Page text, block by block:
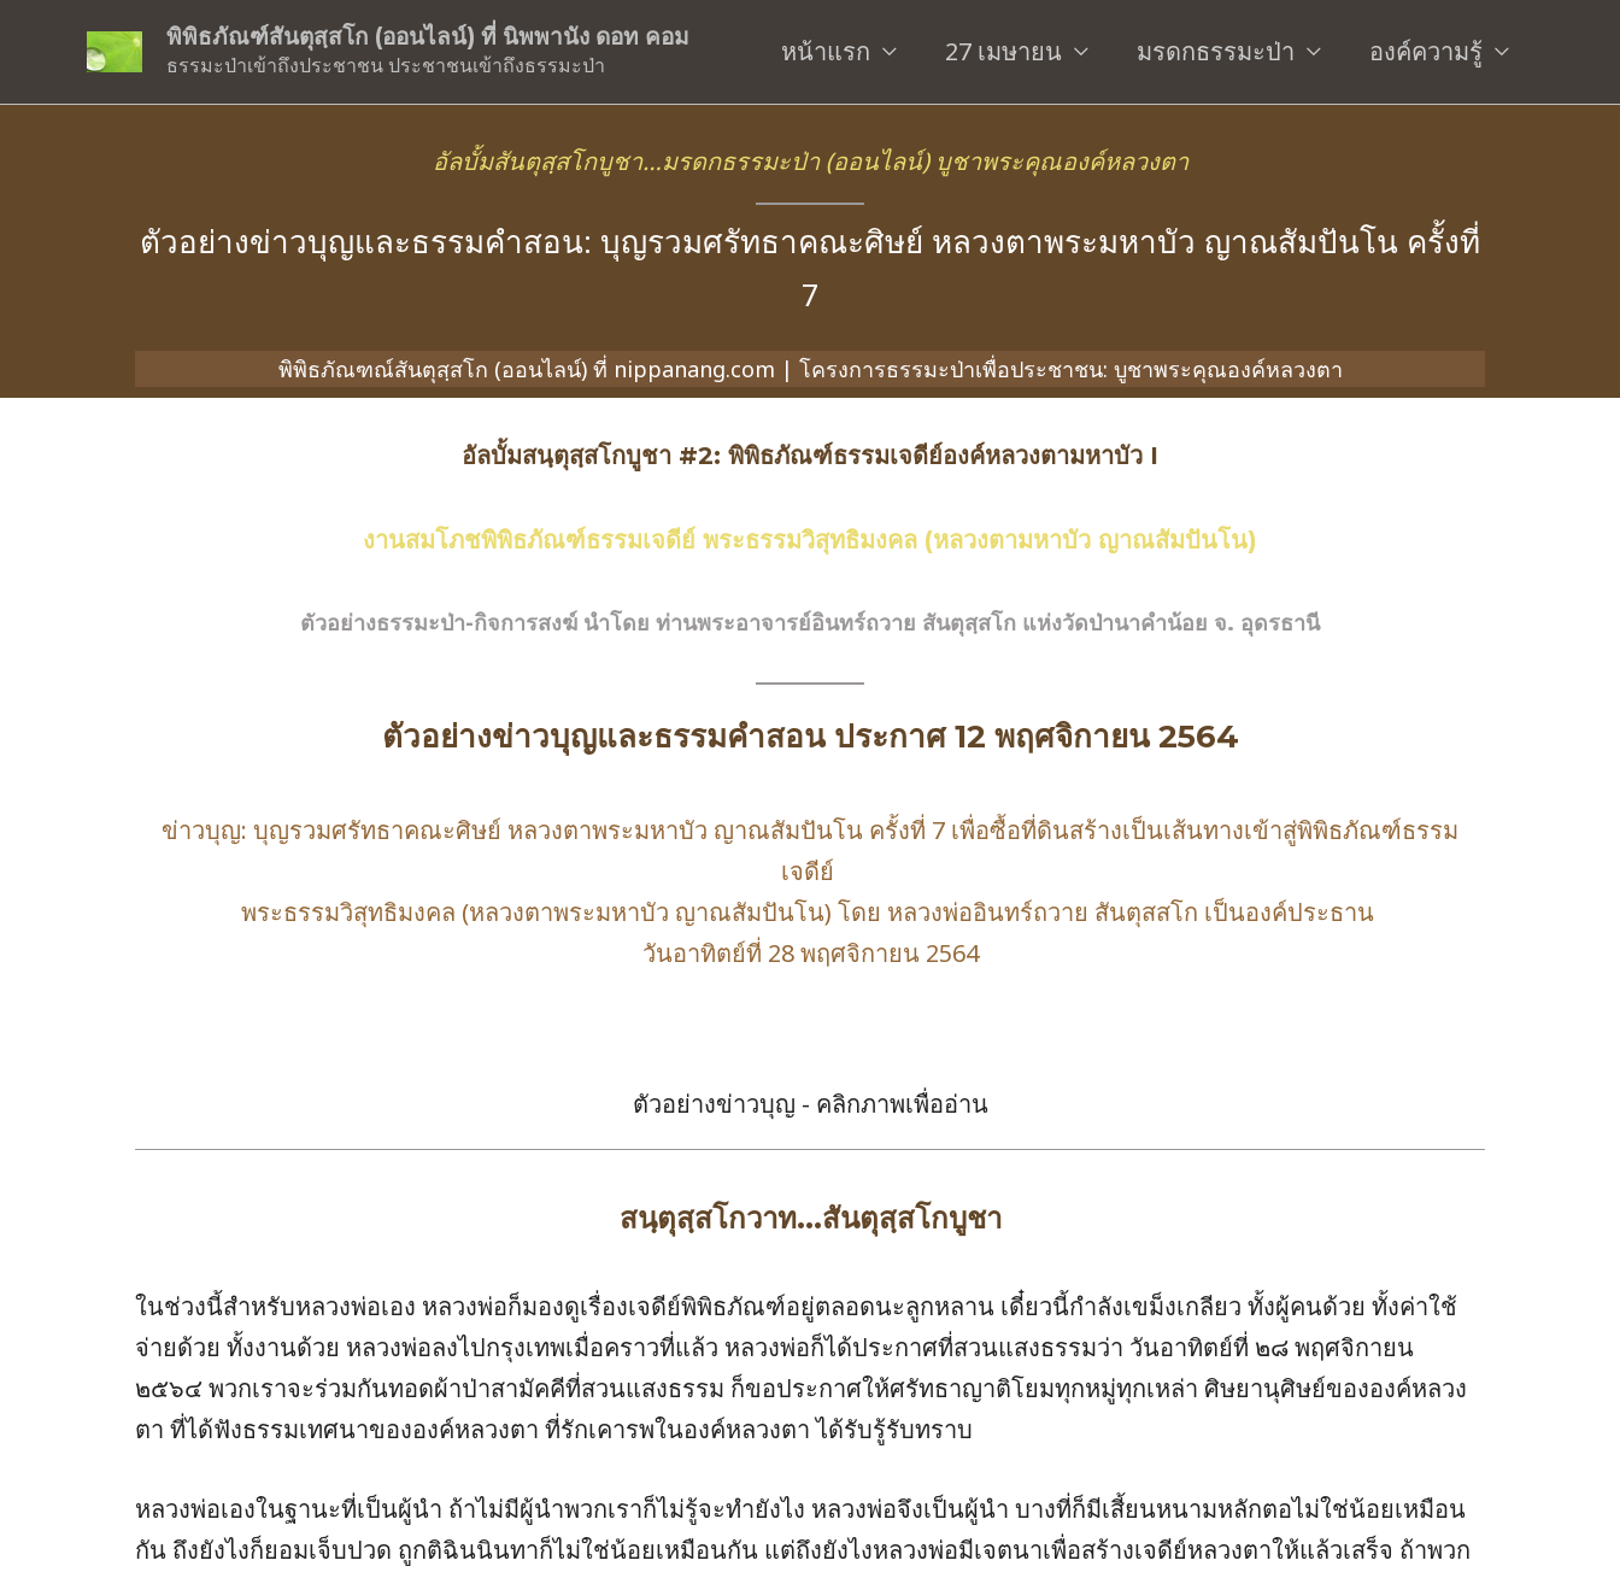
พิพิธภัณฑ์สันตุสฺสโก (ออนไลน์) ที่ นิพพานัง ดอท คอม
ธรรมะป่าเข้าถึงประชาชน ประชาชนเข้าถึงธรรมะป่า หน้าแรก 27 เมษายน มรดกธรรมะป่า องค์ความรู้
อัลบั้มสันตุสฺสโกบูชา…มรดกธรรมะป่า(ออนไลน์) บูชาพระคุณองค์หลวงตา
ตัวอย่างข่าวบุญและธรรมคำสอน: บุญรวมศรัทธาคณะศิษย์ หลวงตาพระมหาบัว ญาณสัมปันโน ครั้งที่
7
พิพิธภัณฑณ์สันตุสฺสโก (ออนไลน์) ที่ nippanang.com | โครงการธรรมะป่าเพื่อประชาชน: บูชาพระคุณองค์หลวงตา
อัลบั้มสนฺตุสฺสโกบูชา #2: พิพิธภัณฑ์ธรรมเจดีย์องค์หลวงตามหาบัว I
งานสมโภชพิพิธภัณฑ์ธรรมเจดีย์ พระธรรมวิสุทธิมงคล (หลวงตามหาบัว ญาณสัมปันโน)
ตัวอย่างธรรมะป่า-กิจการสงฆ์ นำโดย ท่านพระอาจารย์อินทร์ถวาย สันตุสฺสโก แห่งวัดป่านาคำน้อย จ. อุดรธานี
ตัวอย่างข่าวบุญและธรรมคำสอน ประกาศ 12 พฤศจิกายน 2564
ข่าวบุญ: บุญรวมศรัทธาคณะศิษย์ หลวงตาพระมหาบัว ญาณสัมปันโน ครั้งที่ 7 เพื่อซื้อที่ดินสร้างเป็นเส้นทางเข้าสู่พิพิธภัณฑ์ธรรม
เจดีย์
พระธรรมวิสุทธิมงคล (หลวงตาพระมหาบัว ญาณสัมปันโน) โดย หลวงพ่ออินทร์ถวาย สันตุสสโก เป็นองค์ประธาน
วันอาทิตย์ที่ 28 พฤศจิกายน 2564
ตัวอย่างข่าวบุญ - คลิกภาพเพื่ออ่าน
สนฺตุสฺสโกวาท...สันตุสฺสโกบูชา
ในช่วงนี้สำหรับหลวงพ่อเอง หลวงพ่อก็มองดูเรื่องเจดีย์พิพิธภัณฑ์อยู่ตลอดนะลูกหลาน เดี๋ยวนี้กำลังเขม็งเกลียว ทั้งผู้คนด้วย ทั้งค่าใช้
จ่ายด้วย ทั้งงานด้วย หลวงพ่อลงไปกรุงเทพเมื่อคราวที่แล้ว หลวงพ่อก็ได้ประกาศที่สวนแสงธรรมว่า วันอาทิตย์ที่ ๒๘ พฤศจิกายน
๒๕๖๔ พวกเราจะร่วมกันทอดผ้าป่าสามัคคีที่สวนแสงธรรม ก็ขอประกาศให้ศรัทธาญาติโยมทุกหมู่ทุกเหล่า ศิษยานุศิษย์ขององค์หลวง
ตา ที่ได้ฟังธรรมเทศนาขององค์หลวงตา ที่รักเคารพในองค์หลวงตา ได้รับรู้รับทราบ
หลวงพ่อเองในฐานะที่เป็นผู้นำ ถ้าไม่มีผู้นำพวกเราก็ไม่รู้จะทำยังไง หลวงพ่อจึงเป็นผู้นำ บางที่ก็มีเสี้ยนหนามหลักตอไม่ใช่น้อยเหมือน
กัน ถึงยังไงก็ยอมเจ็บปวด ถูกติฉินนินทาก็ไม่ใช่น้อยเหมือนกัน แต่ถึงยังไงหลวงพ่อมีเจตนาเพื่อสร้างเจดีย์หลวงตาให้แล้วเสร็จ ถ้าพวก